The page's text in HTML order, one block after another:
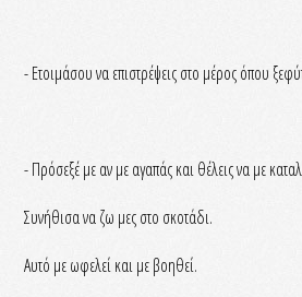
- Ετοιμάσου να επιστρέψεις στο μέρος όπου
- Πρόσεξέ με αν με αγαπάς και θέλεις να με
Συνήθισα να ζω μες στο σκοτάδι.
Αυτό με ωφελεί και με βοηθεί.